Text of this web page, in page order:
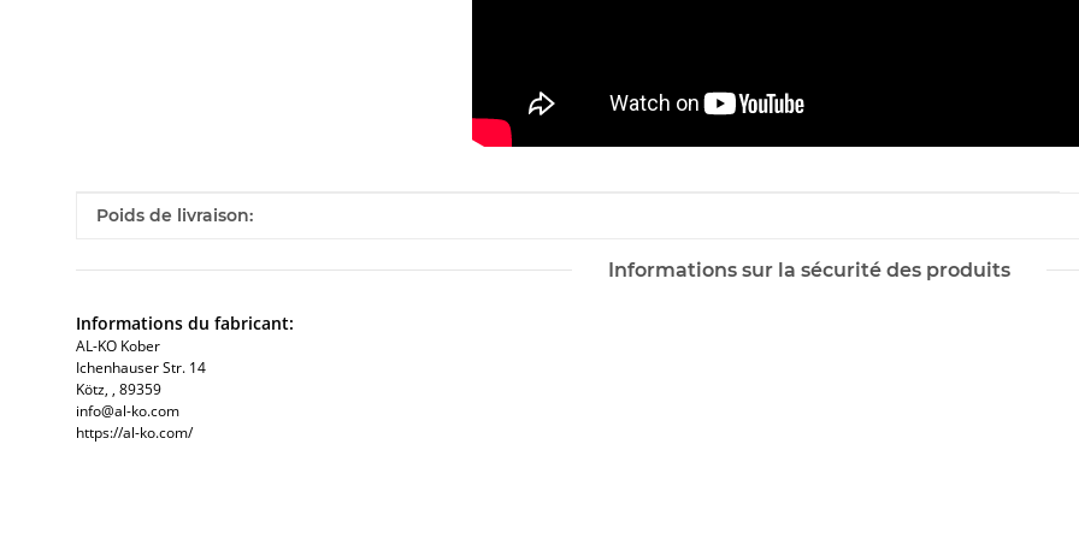
#productDetails.itemInformation#
#productDetails.itemValue#
Poids de livraison:
Informations sur la sécurité des produits
Informations du fabricant:
AL-KO Kober
Ichenhauser Str. 14
Kötz, , 89359
info@al-ko.com
https://al-ko.com/